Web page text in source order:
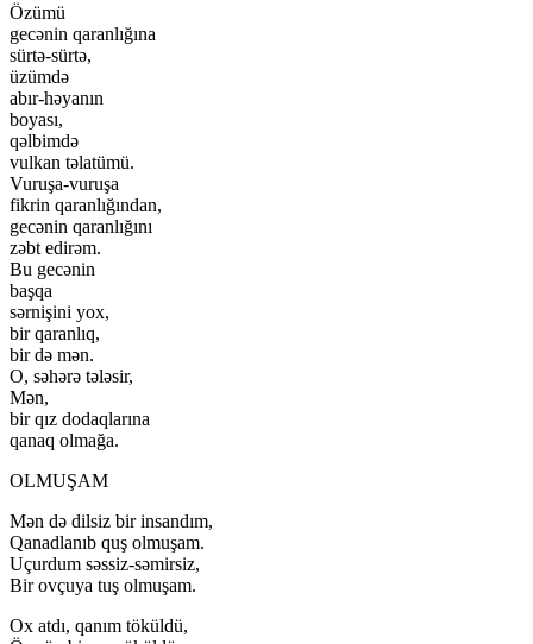
Özümü
gecənin qaranlığına
sürtə-sürtə,
üzümdə
abır-həyanın
boyası,
qəlbimdə
vulkan təlatümü.
Vuruşa-vuruşa
fikrin qaranlığından,
gecənin qaranlığını
zəbt edirəm.
Bu gecənin
başqa
sərnişini yox,
bir qaranlıq,
bir də mən.
O, səhərə tələsir,
Mən,
bir qız dodaqlarına
qanaq olmağa.
ОLMUŞАM
Mən də dilsiz bir insandım,
Qanadlanıb quş olmuşam.
Uçurdum səssiz-səmirsiz,
Bir ovçuya tuş olmuşam.
Ox atdı, qanım töküldü,